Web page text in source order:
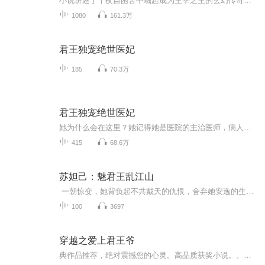
1080 161.3万
君王独宠绝世医妃
185 70.3万
君王独宠绝世医妃
415 68.6万
苏妲己：魅君王乱江山
100 3697
穿越之爱上君王爷